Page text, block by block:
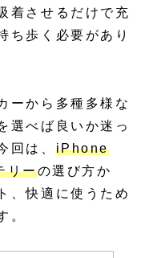
着させるだけで充
ち歩く必要があり
ーから多種多様な
選べば良いか迷っ
回は、 iPhone
リーの選び方か
、快適に使うため
。